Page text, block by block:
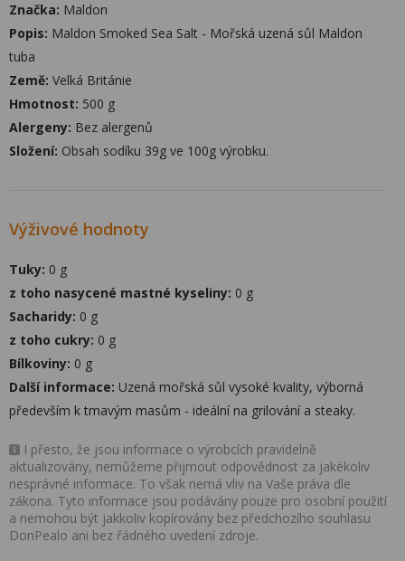
Značka: Maldon
Popis: Maldon Smoked Sea Salt - Mořská uzená sůl Maldon
tuba
Země: Velká Británie
Hmotnost: 500 g
Alergeny: Bez alergenů
Složení: Obsah sodíku 39g ve 100g výrobku.
Výživové hodnoty
Tuky: 0 g
z toho nasycené mastné kyseliny: 0 g
Sacharidy: 0 g
z toho cukry: 0 g
Bílkoviny: 0 g
Další informace: Uzená mořská sůl vysoké kvality, výborná
především k tmavým masům - ideální na grilování a steaky.
I přesto, že jsou informace o výrobcích pravidelně
aktualizovány, nemůžeme přijmout odpovědnost za jakékoliv
nesprávné informace. To však nemá vliv na Vaše práva dle
zákona. Tyto informace jsou podávány pouze pro osobní použití
a nemohou být jakkoliv kopírovány bez předchozího souhlasu
DonPealo ani bez řádného uvedení zdroje.